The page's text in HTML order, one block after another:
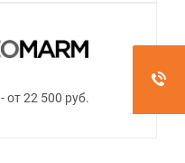
- от 22 500 руб.